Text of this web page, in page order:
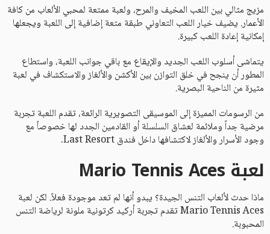
مزيج مثالي بين اللعب المخيف والمرح، ولعبة ممتعة لمحبي الألعاب من كافة
الأعمار. يضيف خيار اللعب التعاوني طبقة متعة إضافية إلى اللعبة ويجعلها
إمكانية إعادة اللعب كبيرة.
يتماشى أسلوب اللعب الجديد والإيقاع مع باقي جوانب اللعبة، واستطاع
المطور أن ينجح في خلق التوازن بين الأكشن والألغاز والاستكشاف في لعبة
مثيرة من الناحية البصرية.
من الرسومات المميزة إلى الموسيقى التصويرية الرائعة، تقدم اللعبة تجربة
مرضية جداً وملائمة لعشاق السلسلة أو القادمين الجدد لها خصوصاً مع
وجود الأسرار والألغاز لاكتشافها داخل فندق Last Resort.
لعبة Mario Tennis Aces
ماذا حدث لألعاب التنس الجيدة؟ يبدو أنها لم تعد موجودة فعلاً. لكن لعبة
Mario Tennis Aces تقدم تجربة أركيد كرتونية ملونة لرياضة التنس
المحبوبة.